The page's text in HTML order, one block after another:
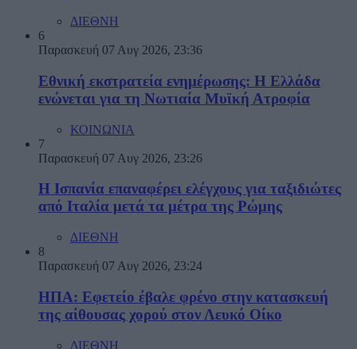
ΔΙΕΘΝΗ
6
Παρασκευή 07 Αυγ 2026, 23:36
Εθνική εκστρατεία ενημέρωσης: Η Ελλάδα
ενώνεται για τη Νωτιαία Μυϊκή Ατροφία
ΚΟΙΝΩΝΙΑ
7
Παρασκευή 07 Αυγ 2026, 23:26
Η Ισπανία επαναφέρει ελέγχους για ταξιδιώτες
από Ιταλία μετά τα μέτρα της Ρώμης
ΔΙΕΘΝΗ
8
Παρασκευή 07 Αυγ 2026, 23:24
ΗΠΑ: Εφετείο έβαλε φρένο στην κατασκευή
της αίθουσας χορού στον Λευκό Οίκο
ΔΙΕΘΝΗ